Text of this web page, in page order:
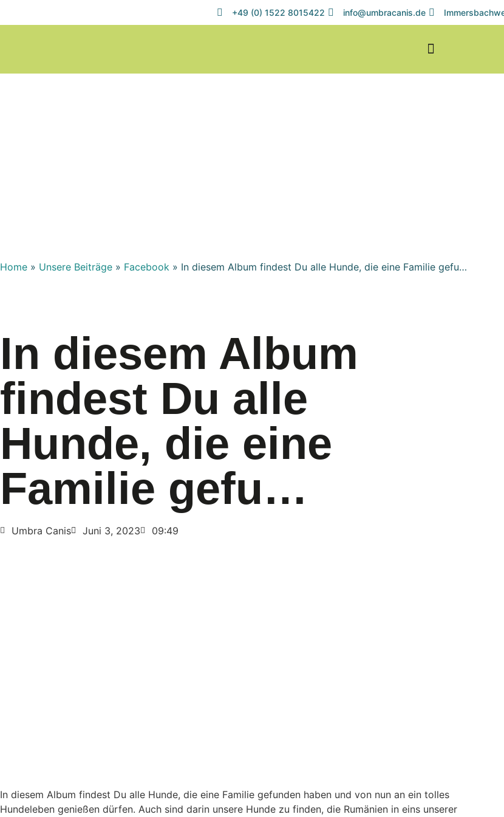
+49 (0) 1522 8015422 info@umbracanis.de
Home » Unsere Beiträge » Facebook » In diesem Album findest Du alle Hunde, die eine Familie gefu…
In diesem Album
findest Du alle
Hunde, die eine
Familie gefu…
Umbra Canis Juni 3, 2023 09:49
In diesem Album findest Du alle Hunde, die eine Familie gefunden haben und von nun an ein tolles
Hundeleben genießen dürfen. Auch sind darin unsere Hunde zu finden, die Rumänien in eins unserer